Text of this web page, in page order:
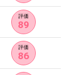
評価
89
評価
86